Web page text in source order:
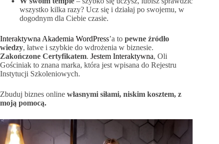
wszystko kilka razy? Ucz się i działaj po swojemu, w
dogodnym dla Ciebie czasie.
Interaktywna Akademia WordPress’a to pewne źródło
wiedzy, łatwe i szybkie do wdrożenia w biznesie.
Zakończone Certyfikatem. Jestem Interaktywna, Oli
Gościniak to znana marka, która jest wpisana do Rejestru
Instytucji Szkoleniowych.
Zbuduj biznes online własnymi siłami, niskim kosztem, z
moją pomocą.